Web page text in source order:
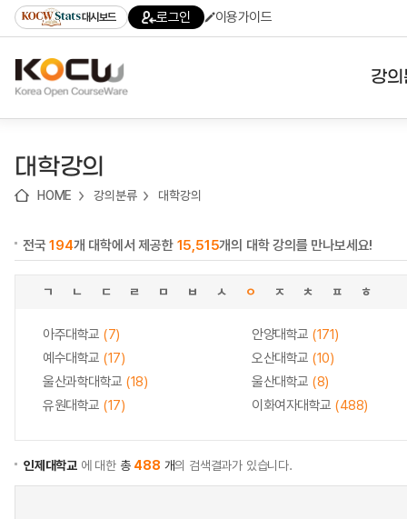
기
기
기
content)
가
대시보드 로그인 이용가이드
강
대학강의
HOME 강의분류 대학강의
전국194개 대학에서 제공한 15,515개의 대학 강의를 만나보세요!
ㄱ ㄴ ㄷ ㄹ ㅁ ㅂ ㅅ ㅇ ㅈ ㅊ ㅍ ㅎ
아주대학교 (7) 안양대학교 (171)
예수대학교 (17) 오산대학교 (10)
울산과학대학교 (18) 울산대학교 (8)
유원대학교 (17) 이화여자대학교 (488)
인제대학교 에 대한 총 488 개의 검색결과가 있습니다.